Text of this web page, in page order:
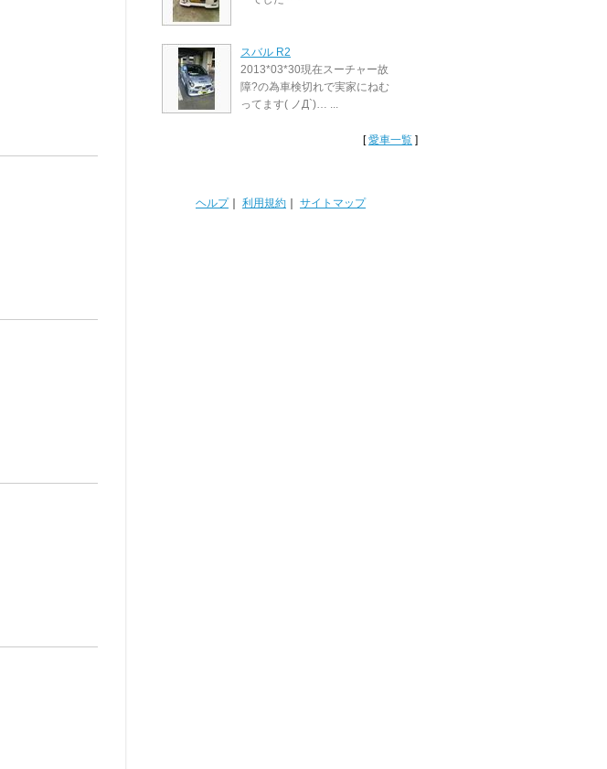
スバル R2
2013*03*30現在スーチャー故
障?の為車検切れで実家にねむ
ってます( ノД`)… ...
[愛車一覧 ]
ヘルプ｜ 利用規約 サイトマップ